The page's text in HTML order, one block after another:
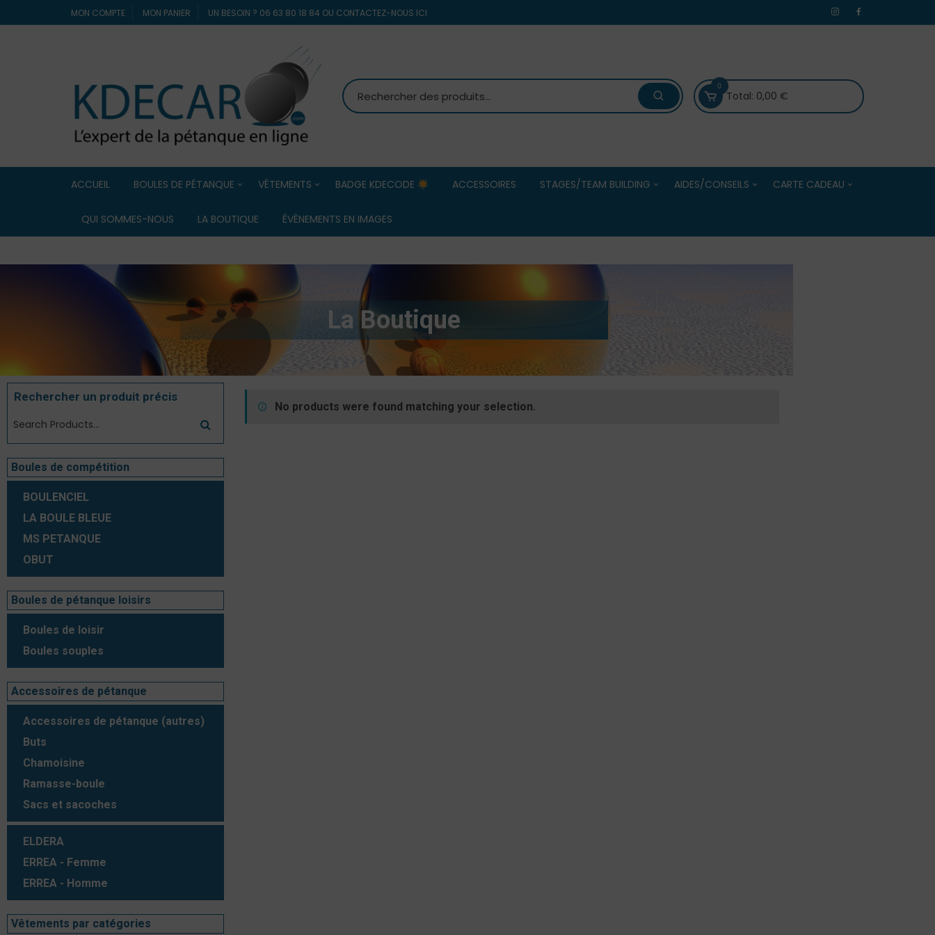
MON COMPTE MON PANIER UN BESOIN ? 06 63 80 18 84 OU CONTACTEZ-NOUS ICI
0
Total: 0,00 €
ACCUEIL BOULES DE PÉTANQUE
Boules de compétition MS PETANQUE
BOULENCIEL
LA BOULE BLEUE
TORO PETANK
Boules de loisir / Boules
souples
VÊTEMENTS
ELDERA
BADGE KDECODE ACCESSOIRES STAGES/TEAM BUILDING
d’entreprise/ Centres
Stage Pétanque Adultes
AIDES/CONSEILS
pétanque
Bien choisir ses accessoires
CARTE CADEAU
QUI SOMMES-NOUS LA BOUTIQUE ÉVÈNEMENTS EN IMAGES
La Boutique
Rechercher un produit précis
Boules de compétition
BOULENCIEL
LA BOULE BLEUE
MS PETANQUE
OBUT
Boules de pétanque loisirs
Boules de loisir
Boules souples
Accessoires de pétanque
Accessoires de pétanque (autres)
Buts
Chamoisine
Ramasse-boule
Sacs et sacoches
ELDERA
ERREA - Femme
ERREA - Homme
Vêtements par catégories
No products were found matching your selection.